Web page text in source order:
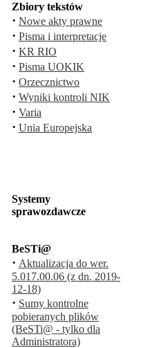
Zbiory tekstów
· Nowe akty prawne
· Pisma i interpretacje
· KR RIO
· Pisma UOKIK
· Orzecznictwo
· Wyniki kontroli NIK
· Varia
· Unia Europejska
Systemy
sprawozdawcze
BeSTi@
· Aktualizacja do wer.
5.017.00.06 (z dn. 2019-
12-18)
· Sumy kontrolne
pobieranych plików
(BeSTi@ - tylko dla
Administratora)